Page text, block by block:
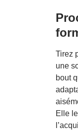
Tirez
une
bout
Elle